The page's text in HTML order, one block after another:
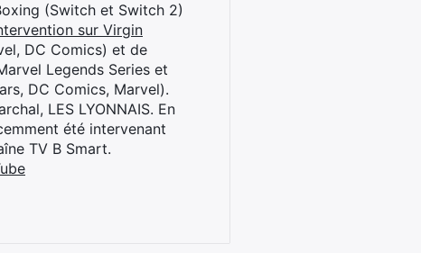
(Switch et Switch 2)
sur Virgin
DC Comics) et de
Legends Series et
DC Comics, Marvel).
LES LYONNAIS. En
été intervenant
TV B Smart.